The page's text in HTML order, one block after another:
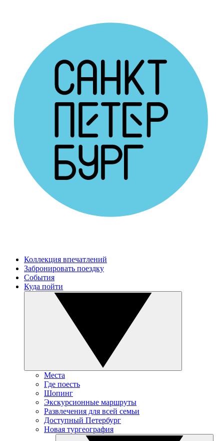
Коллекция впечатлений
Забронировать поездку
События
Куда пойти
Места
Где поесть
Шопинг
Экскурсионные маршруты
Развлечения для всей семьи
Доступный Петербург
Новая тургеография